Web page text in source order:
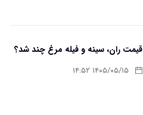
قیمت ران، سینه و فیله مرغ چند شد؟
۱۴۰۵/۰۵/۱۵ ۱۴:۵۲